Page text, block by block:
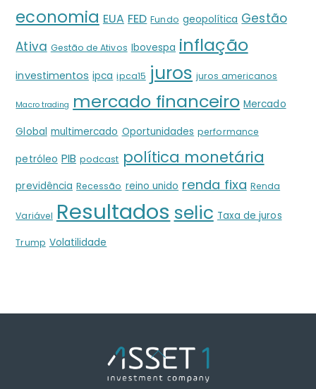
economia EUA FED Fundo geopolítica Gestão
Ativa Gestão de Ativos Ibovespa inflação
investimentos ipca ipca15 juros juros americanos
Macro trading mercado financeiro Mercado
Global multimercado Oportunidades performance
petróleo PIB podcast política monetária
previdência Recessão reino unido renda fixa Renda
Variável Resultados selic Taxa de juros
Trump Volatilidade
Back
To